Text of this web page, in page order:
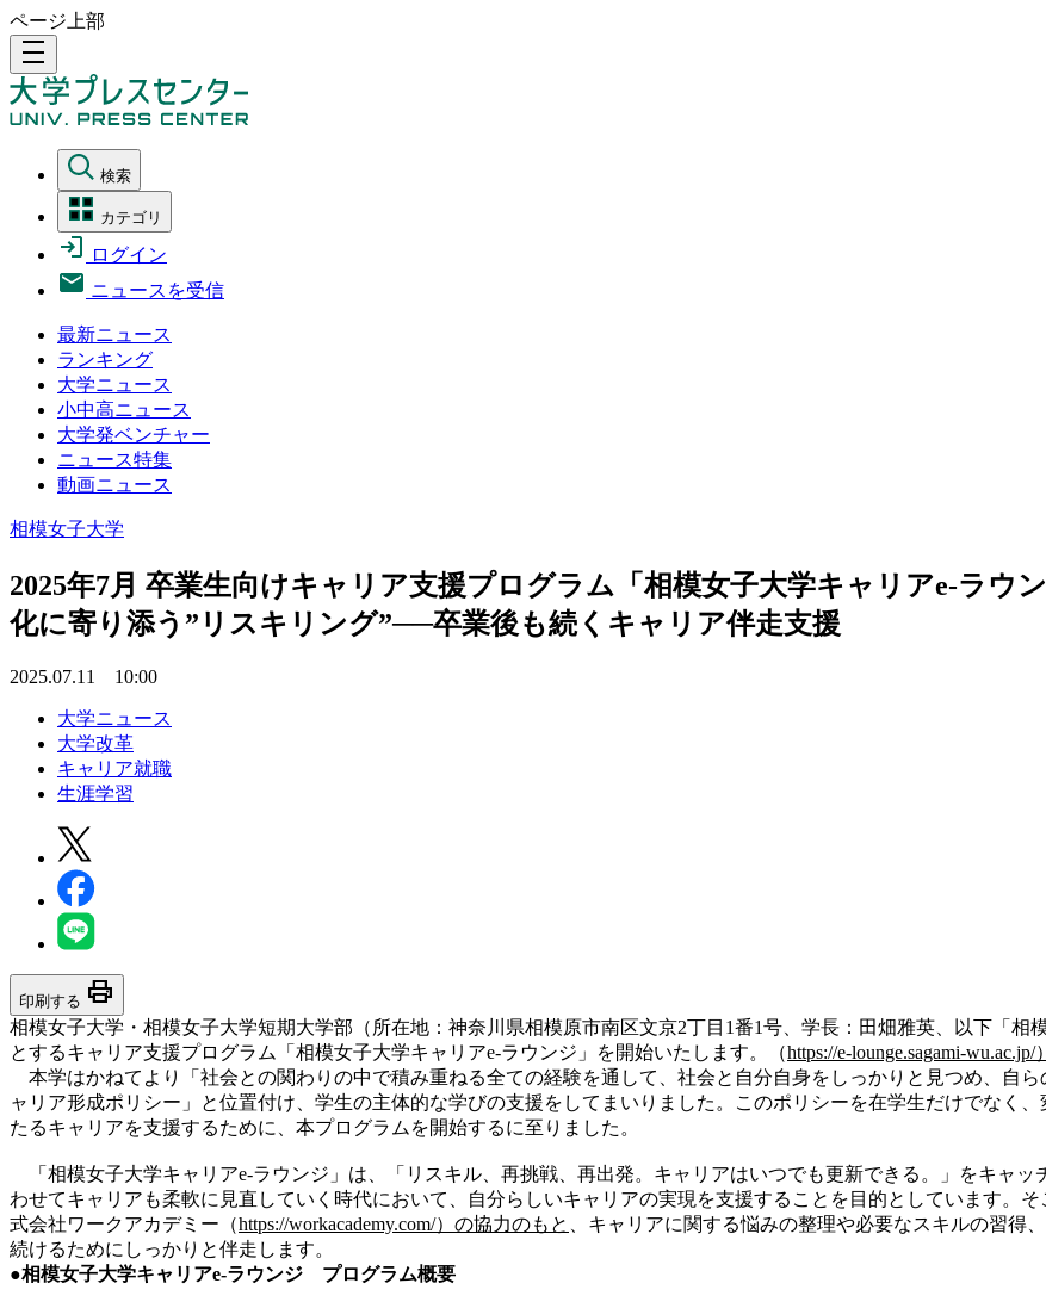
ページ上部
density_medium
検索
カテゴリ
ログイン
ニュースを受信
最新ニュース
ランキング
大学ニュース
小中高ニュース
大学発ベンチャー
ニュース特集
動画ニュース
相模女子大学
2025年7月 卒業生向けキャリア支援プログラム「相模女子大学キャリアe-ラ
化に寄り添う”リスキリング”──卒業後も続くキャリア伴走支援
2025.07.11 10:00
大学ニュース
大学改革
キャリア就職
生涯学習
印刷する print
相模女子大学・相模女子大学短期大学部（所在地：神奈川県相模原市南区文京2丁目1番1号、学長：田畑雅英、以下「相
とするキャリア支援プログラム「相模女子大学キャリアe-ラウンジ」を開始いたします。（https://e-lounge.sagami-wu.ac.jp/）
本学はかねてより「社会との関わりの中で積み重ねる全ての経験を通して、社会と自分自身をしっかりと見つめ、自
ャリア形成ポリシー」と位置付け、学生の主体的な学びの支援をしてまいりました。このポリシーを在学生だけでなく
たるキャリアを支援するために、本プログラムを開始するに至りました。
「相模女子大学キャリアe-ラウンジ」は、「リスキル、再挑戦、再出発。キャリアはいつでも更新できる。」をキャ
わせてキャリアも柔軟に見直していく時代において、自分らしいキャリアの実現を支援することを目的としています。
式会社ワークアカデミー（https://workacademy.com/）の協力のもと
、キャリアに関する悩みの整理や必要なスキルの習得
続けるためにしっかりと伴走します。
●相模女子大学キャリアe-ラウンジ プログラム概要